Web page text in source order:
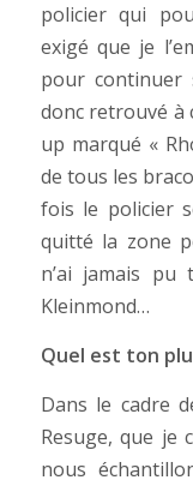
policier qui
exigé que je
pour continuer
donc retrouvé à
up marqué «
de tous les
fois le policier
quitté la zone
n’ai jamais pu
Kleinmond…
Quel est ton
Dans le cadre
Resuge, que je
nous